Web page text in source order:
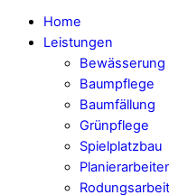
Home
Leistungen
Bewässerung
Baumpflege
Baumfällung
Grünpflege
Spielplatzbau